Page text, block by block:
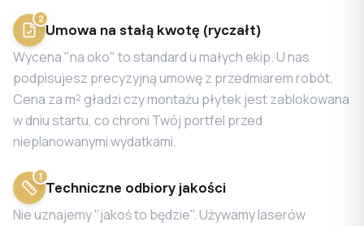
2
Umowa na stałą kwotę (ryczałt)
Wycena "na oko" to standard u małych ekip. U nas
podpisujesz precyzyjną umowę z przedmiarem robót.
Cena za m² gładzi czy montażu płytek jest zablokowana
w dniu startu, co chroni Twój portfel przed
nieplanowanymi wydatkami.
3
Techniczne odbiory jakości
Nie uznajemy "jakoś to będzie". Używamy laserów